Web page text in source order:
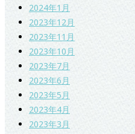
2024年1月
2023年12月
2023年11月
2023年10月
2023年7月
2023年6月
2023年5月
2023年4月
2023年3月